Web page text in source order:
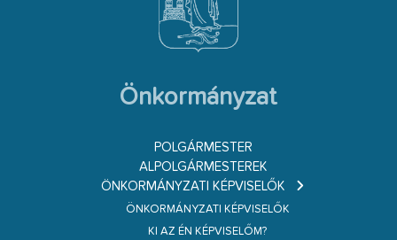
Önkormányzat
POLGÁRMESTER
ALPOLGÁRMESTEREK
ÖNKORMÁNYZATI KÉPVISELŐK
ÖNKORMÁNYZATI KÉPVISELŐK
KI AZ ÉN KÉPVISELŐM?